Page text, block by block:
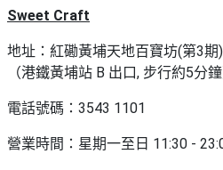
Sweet Craft
地址：紅磡黃埔天地百寶坊(第3期
（港鐵黃埔站 B 出口, 步行約5分鐘
電話號碼：3543 1101
營業時間：星期一至日 11:30 -